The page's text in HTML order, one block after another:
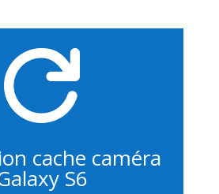

cache caméra
S6